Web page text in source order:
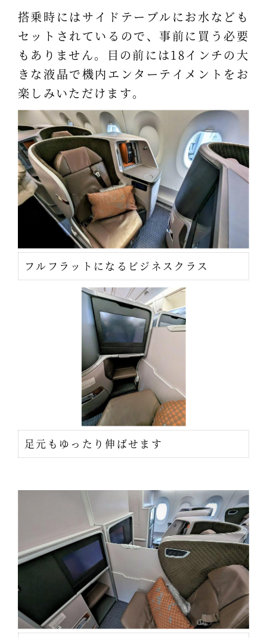
搭乗時にはサイドテーブルにお水なども
セットされているので、事前に買う必要
もありません。目の前には18インチの大
きな液晶で機内エンターテイメントをお
楽しみいただけます。
フルフラットになるビジネスクラス
足元もゆったり伸ばせます